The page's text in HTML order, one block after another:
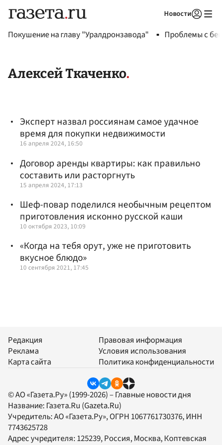
Новости
Покушение на главу "Уралдронзавода" Проблемы с
Алексей Ткаченко
Эксперт назвал россиянам самое удачное
время для покупки недвижимости
16 апреля 2024, 16:50
Договор аренды квартиры: как правильно
составить или расторгнуть
15 апреля 2024, 17:13
Шеф-повар поделился необычным рецептом
приготовления исконно русской каши
10 октября 2023, 10:09
«Когда на тебя орут, уже не приготовить
вкусное блюдо»
10 сентября 2021, 17:45
Редакция
Реклама
Карта сайта
Правовая информация
Условия использования
Политика конфиденциальности
© АО «Газета.Ру» (1999-2026) – Главные новости дня
Название: Газета.Ru (Gazeta.Ru)
Учредитель:АО «Газета.Ру», ОГРН 1067761730376, ИНН
7743625728
Адрес учредителя: 125239, Россия, Москва, Коптевская